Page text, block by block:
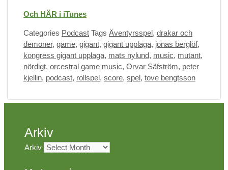
Och HÄR i iTunes
Categories Podcast Tags Äventyrsspel, drakar och
demoner, game, gigant, gigant upplaga, jonas berglöf,
kongress gigant upplaga, mats nylund, music, mutant,
nördigt, orcestral game music, Orvar Säfström, peter
kjellin, podcast, rollspel, score, spel, tove bengtsson
Arkiv
Arkiv